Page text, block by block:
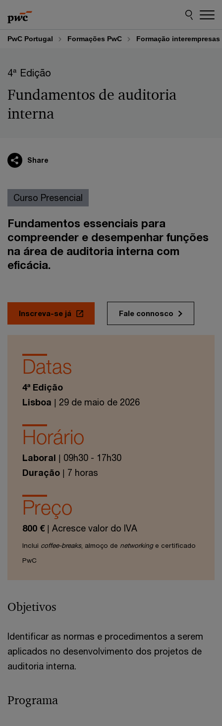
to
content
to
footer
PwC Portugal Formações PwC Formação interempresas
4ª Edição
Fundamentos de auditoria
interna
Share
Curso Presencial
Fundamentos essenciais para
compreender e desempenhar funções
na área de auditoria interna com
eficácia.
Inscreva-se já Fale connosco
Datas
4ª Edição
Lisboa | 29 de maio de 2026
Horário
Laboral | 09h30 - 17h30
Duração | 7 horas
Preço
800 € | Acresce valor do IVA
Inclui coffee-breaks, almoço de networkinge certificado
PwC
Objetivos
Identificar as normas e procedimentos a serem
aplicados no desenvolvimento dos projetos de
auditoria interna.
Programa